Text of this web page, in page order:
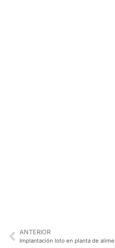
ANTERIOR
Implantación loto en planta de